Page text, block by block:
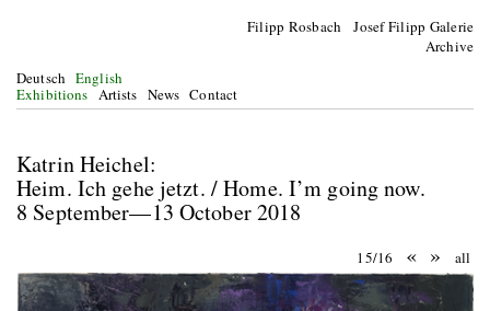
Filipp Rosbach Josef Filipp Galerie
Archive
Deutsch English
Exhibitions Artists News Contact
Katrin Heichel:
Heim. Ich gehe jetzt. / Home. I’m going now.
8 September—13 October 2018
15/16 « » all